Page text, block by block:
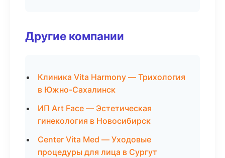
Другие компании
Клиника Vita Harmony — Трихология
в Южно-Сахалинск
ИП Art Face — Эстетическая
гинекология в Новосибирск
Center Vita Med — Уходовые
процедуры для лица в Сургут